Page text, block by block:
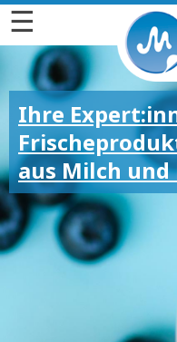
☰
Ihre
aus Milch und
Für die
kleinen